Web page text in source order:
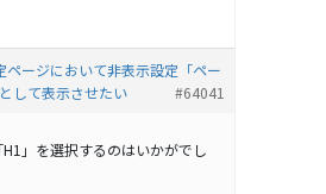
ージにおいて非表示設定「ペー
して表示させたい
#64041
」を選択するのはいかがでし